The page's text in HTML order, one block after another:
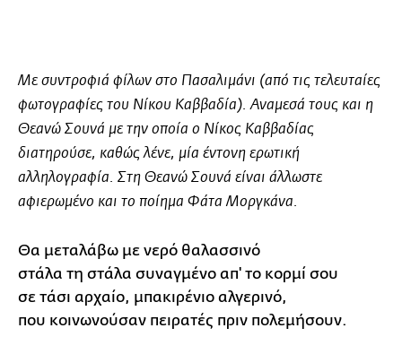
Με συντροφιά φίλων στο Πασαλιμάνι (από τις τελευταίες
φωτογραφίες του Νίκου Καββαδία). Αναμεσά τους και η
Θεανώ Σουνά με την οποία ο Νίκος Καββαδίας
διατηρούσε, καθώς λένε, μία έντονη ερωτική
αλληλογραφία. Στη Θεανώ Σουνά είναι άλλωστε
αφιερωμένο και το ποίημα Φάτα Μοργκάνα.
Θα μεταλάβω με νερό θαλασσινό
στάλα τη στάλα συναγμένο απ' το κορμί σου
σε τάσι αρχαίο, μπακιρένιο αλγερινό,
που κοινωνούσαν πειρατές πριν πολεμήσουν.